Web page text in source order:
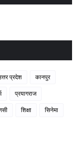
प्रदेश कानपुर
प्रयागराज
शिक्षा सिनेमा